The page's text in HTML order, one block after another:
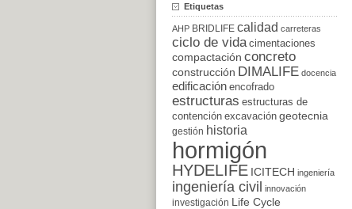
Etiquetas
AHP BRIDLIFE calidad carreteras
ciclo de vida cimentaciones
compactación concreto
construcción DIMALIFE docencia
edificación encofrado
estructuras estructuras de
contención excavación geotecnia
gestión historia
hormigón
HYDELIFE ICITECH ingeniería
ingeniería civil innovación
investigación
Life Cycle